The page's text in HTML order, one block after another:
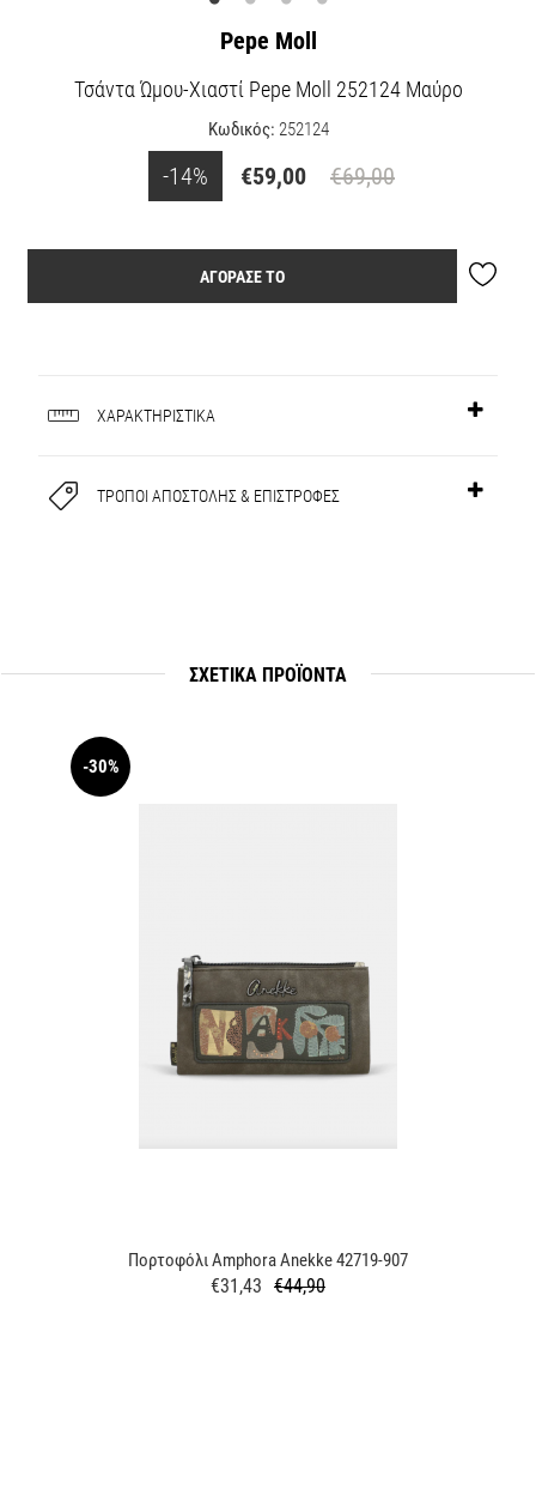
Pepe Moll
Τσάντα Ώμου-Χιαστί Pepe Moll 252124 Μαύρο
Κωδικός: 252124
-14% €59,00 €69,00
ΑΓΟΡΑΣΕ ΤΟ
ΧΑΡΑΚΤΗΡΙΣΤΙΚΑ
ΤΡΟΠΟΙ ΑΠΟΣΤΟΛΗΣ & ΕΠΙΣΤΡΟΦΕΣ
ΣΧΕΤΙΚΆ ΠΡΟΪΟΝΤΑ
-30%
Πορτοφόλι Amphora Anekke 42719-907
Κανονική
€44,90
Τιμή
€31,43